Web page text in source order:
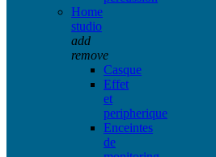
Home
studio
add
remove
Casque
Effet
et
peripherique
Enceintes
de